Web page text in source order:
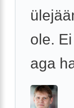
ole.
aga